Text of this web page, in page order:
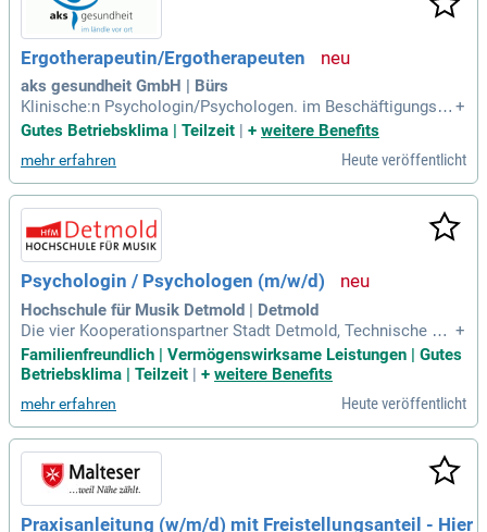
Ergotherapeutin/Ergotherapeuten
aks gesundheit GmbH | Bürs
Klinische:n Psychologin/Psychologen. im Beschäftigungsau
smaß von Voll-/Teilzeit. gewünschter Eintritt: 1.6.2026. Die
körperlichen, geistigen, psychischen und seelischen Proble
men.
+
Gutes Betriebsklima | Teilzeit
+ weitere Benefits
mehr erfahren Heute veröffentlicht
Psychologin / Psychologen (m/w/d)
Hochschule für Musik Detmold | Detmold
Die vier Kooperationspartner Stadt Detmold, Technische Ho
chschule Ostwestfalen-Lippe, Landestheater Detmold sowie
Hochschule für Musik Detmold suchen eine/einen Psycholo
chschule für Musik Detmold
+
Familienfreundlich | Vermögenswirksame Leistungen | Gutes
Betriebsklima | Teilzeit | + weitere Benefits
mehr erfahren Heute veröffentlicht
Praxisanleitung (w/m/d) mit Freistellungsanteil - Hier